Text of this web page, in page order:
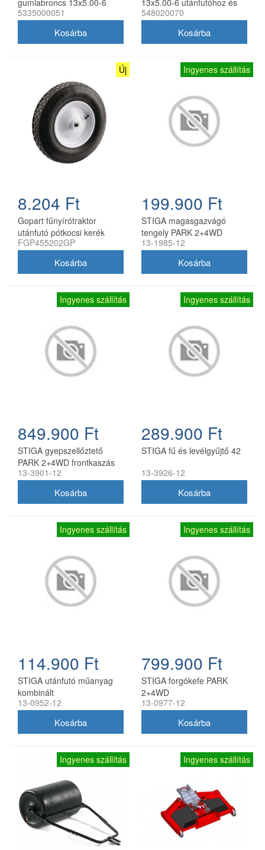
gumiabroncs 13x5.00-6
fűnyírótraktorhoz
5335000051
13x5.00-6 utánfutóhoz és
fűnyíró traktorhoz
548020070
Új
8.204 Ft
Gopart fűnyírótraktor
utánfutó pótkocsi kerék
4.80/4.00-8, 8 col, 16 mm
FGP455202GP
Ingyenes szállítás
199.900 Ft
STIGA magasgazvágó
tengely PARK 2+4WD
frontkaszás fűnyíró
13-1985-12
Ingyenes szállítás
849.900 Ft
STIGA gyepszellőztető
PARK 2+4WD frontkaszás
fűnyíró traktorokhoz
13-3901-12
Ingyenes szállítás
289.900 Ft
STIGA fű és levélgyűjtő 42
13-3926-12
Ingyenes szállítás
114.900 Ft
STIGA utánfutó műanyag
kombinált
13-0952-12
Ingyenes szállítás
799.900 Ft
STIGA forgókefe PARK
2+4WD
13-0977-12
Ingyenes szállítás Ingyenes szállítás